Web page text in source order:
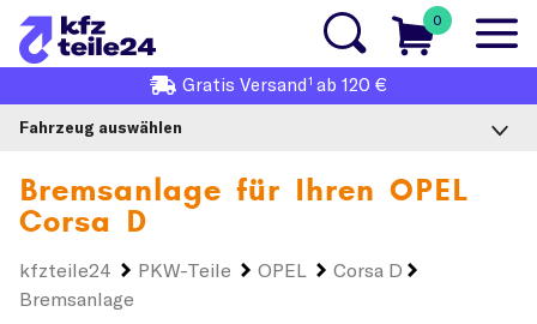
0
Gratis Versand1 ab 120 €
Fahrzeug auswählen
Bremsanlage für Ihren OPEL
Corsa D
kfzteile24 PKW-Teile OPEL
Corsa D
Bremsanlage